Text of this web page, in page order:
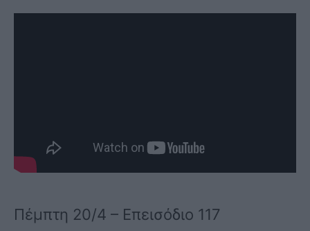
Πέμπτη 20/4 – Επεισόδιο 117